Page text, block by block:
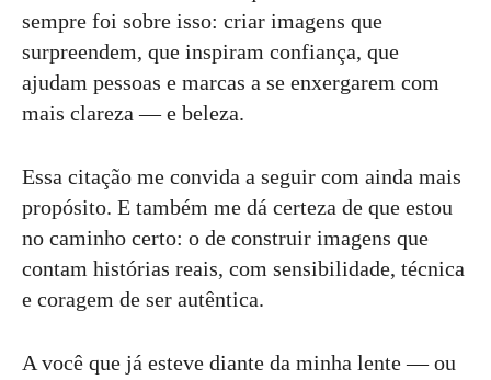
sempre foi sobre isso: criar imagens que
surpreendem, que inspiram confiança, que
ajudam pessoas e marcas a se enxergarem com
mais clareza — e beleza.
Essa citação me convida a seguir com ainda mais
propósito. E também me dá certeza de que estou
no caminho certo: o de construir imagens que
contam histórias reais, com sensibilidade, técnica
e coragem de ser autêntica.
A você que já esteve diante da minha lente — ou